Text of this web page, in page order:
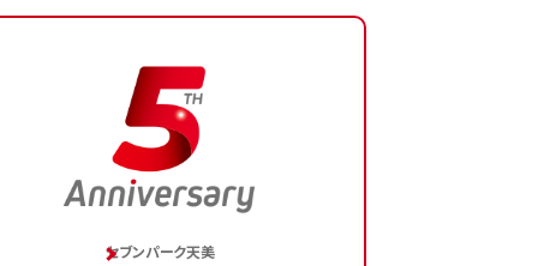
セブンパーク天美